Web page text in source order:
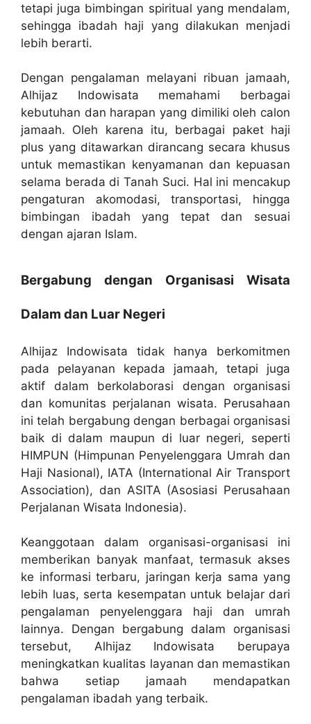
tetapi juga bimbingan spiritual yang mendalam,
sehingga ibadah haji yang dilakukan menjadi
lebih berarti.
Dengan pengalaman melayani ribuan jamaah,
Alhijaz Indowisata memahami berbagai
kebutuhan dan harapan yang dimiliki oleh calon
jamaah. Oleh karena itu, berbagai paket haji
plus yang ditawarkan dirancang secara khusus
untuk memastikan kenyamanan dan kepuasan
selama berada di Tanah Suci. Hal ini mencakup
pengaturan akomodasi, transportasi, hingga
bimbingan ibadah yang tepat dan sesuai
dengan ajaran Islam.
Bergabung dengan Organisasi Wisata
Dalam dan Luar Negeri
Alhijaz Indowisata tidak hanya berkomitmen
pada pelayanan kepada jamaah, tetapi juga
aktif dalam berkolaborasi dengan organisasi
dan komunitas perjalanan wisata. Perusahaan
ini telah bergabung dengan berbagai organisasi
baik di dalam maupun di luar negeri, seperti
HIMPUN (Himpunan Penyelenggara Umrah dan
Haji Nasional), IATA (International Air Transport
Association), dan ASITA (Asosiasi Perusahaan
Perjalanan Wisata Indonesia).
Keanggotaan dalam organisasi-organisasi ini
memberikan banyak manfaat, termasuk akses
ke informasi terbaru, jaringan kerja sama yang
lebih luas, serta kesempatan untuk belajar dari
pengalaman penyelenggara haji dan umrah
lainnya. Dengan bergabung dalam organisasi
tersebut, Alhijaz Indowisata berupaya
meningkatkan kualitas layanan dan memastikan
bahwa setiap jamaah mendapatkan
pengalaman ibadah yang terbaik.